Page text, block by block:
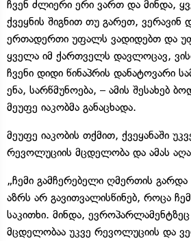
ჩვენ ძლიერი ერი ვართ და მინდა,
ქვეყნის შიგნით თუ გარეთ, ვერავინ
ერთადერთი უფალს ვადიდებთ და
ყველა იმ ქართველს დავლოცავ,
ჩვენი დიდი წინაპრის დანატოვარი
ენა, სარწმუნოება, – ამის შესახებ
მეუფე იაკობმა განაცხადა.
მეუფე იაკობის თქმით, ქვეყანაში
რევოლუციის მცდელობა და ამას
„ჩემი გამჩერებელი ღმერთის გარდა
აზრს არ გავითვალისწინებ, როცა
საკითხი. მინდა, ევროპარლამენტზეც
მცდელობაა უკვე რევოლუციის და